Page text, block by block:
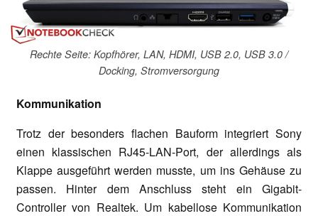
Rechte Seite: Kopfhörer, LAN, HDMI, USB 2.0, USB 3.0 /
Docking, Stromversorgung
Kommunikation
Trotz der besonders flachen Bauform integriert Sony
einen klassischen RJ45-LAN-Port, der allerdings als
Klappe ausgeführt werden musste, um ins Gehäuse zu
passen. Hinter dem Anschluss steht ein Gigabit-
Controller von Realtek. Um kabellose Kommunikation